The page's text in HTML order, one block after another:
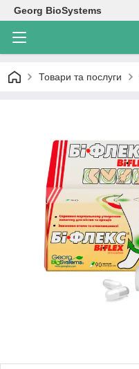
Georg BioSystems
Товари та послуги